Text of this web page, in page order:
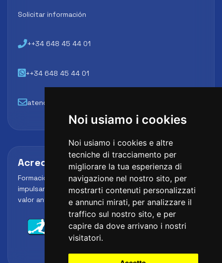
Noi usiamo i cookies
Noi usiamo i cookies e altre
tecniche di tracciamento per
migliorare la tua esperienza di
navigazione nel nostro sito, per
mostrarti contenuti personalizzati
e annunci mirati, per analizzare il
traffico sul nostro sito, e per
capire da dove arrivano i nostri
visitatori.
Solicitar información
++34 648 45 44 01
++34 648 45 44 01
atencion@futbollab.com
Acreditaciones y alianzas
Formación, metodología y reconocimiento para
impulsar el perfil profesional del alumno y reforzar su
valor ante clubes, academias y entidades deportivas.